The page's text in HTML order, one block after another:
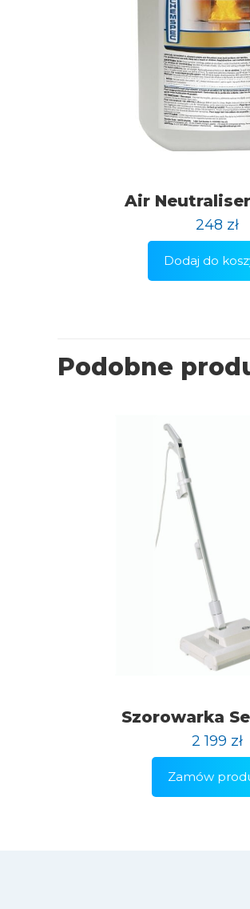
Air
248 zł
Dodaj do
Podobne
Szorowarka
2 199 zł
Zamów